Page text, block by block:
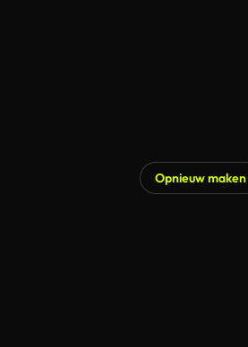
Opnieuw maken